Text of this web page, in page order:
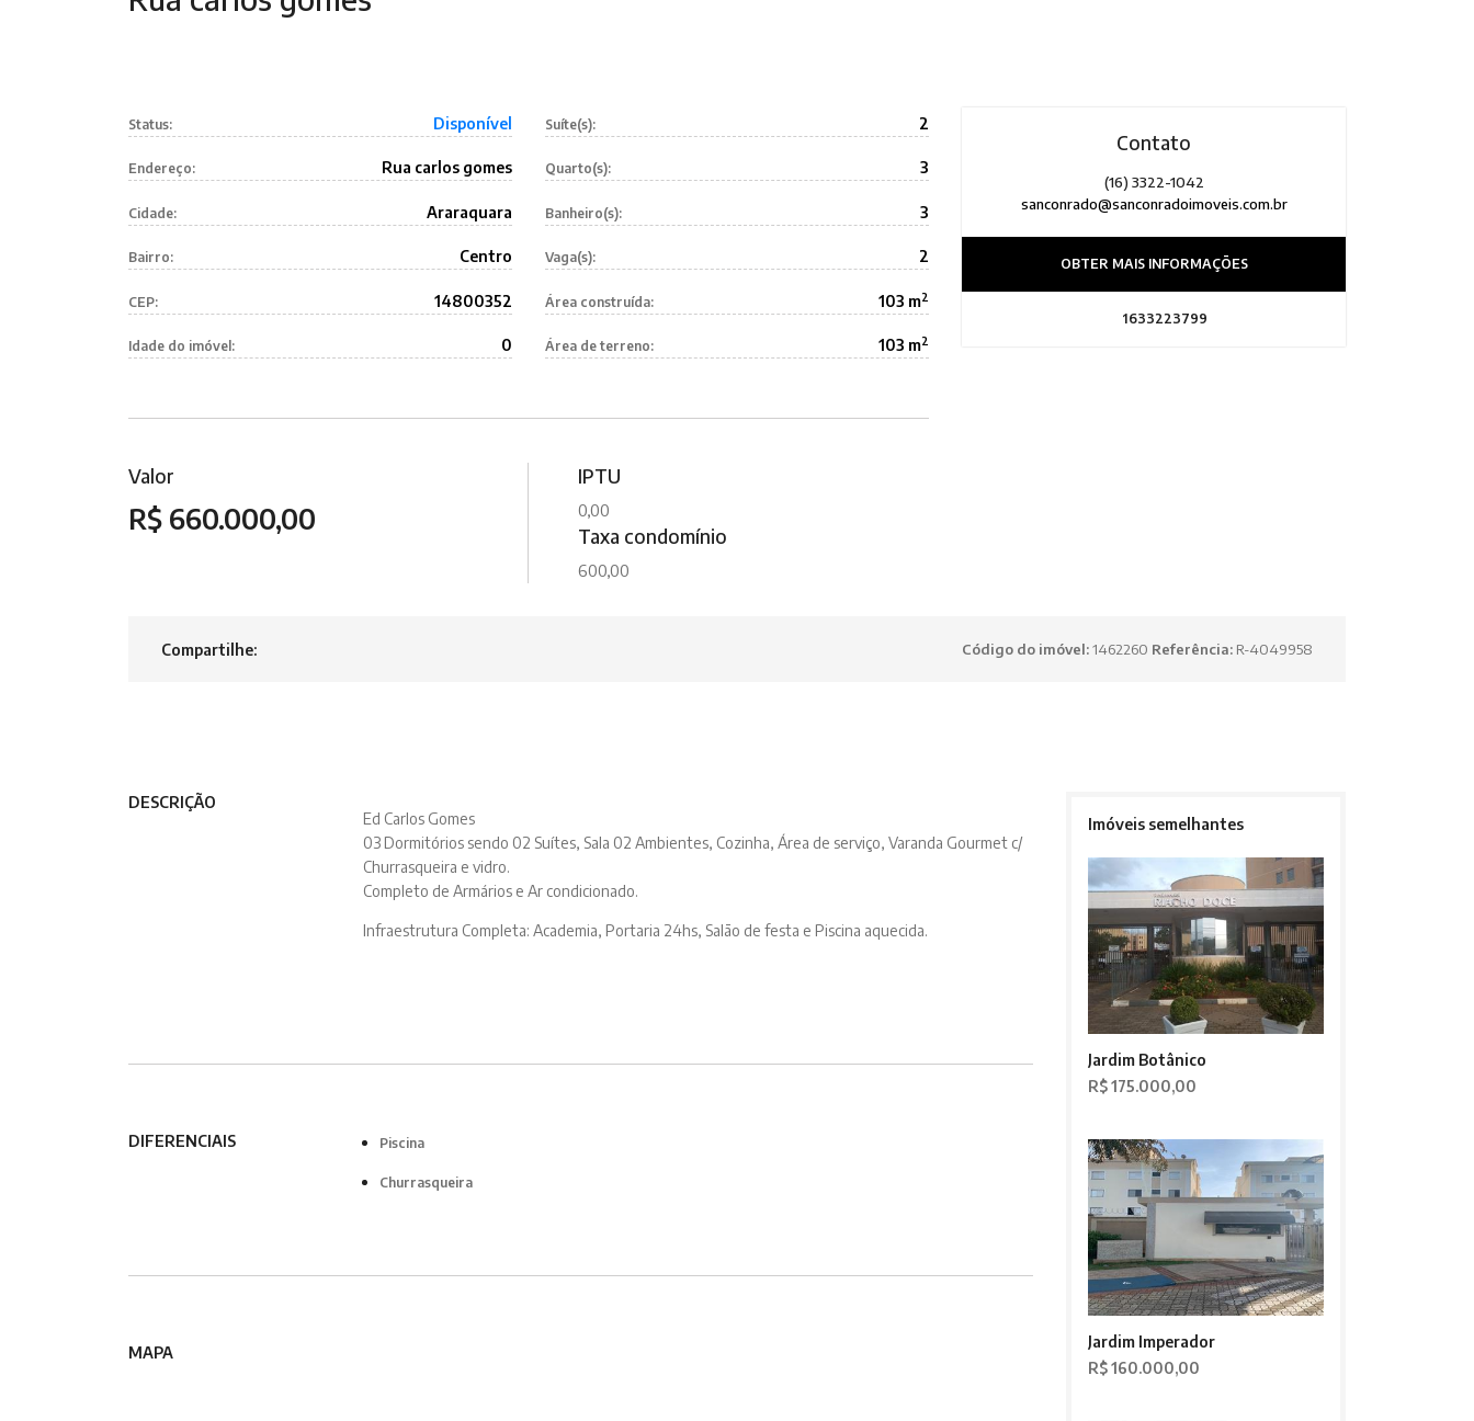
Status: Disponível
Endereço: Rua carlos gomes
Cidade: Araraquara
Bairro: Centro
CEP: 14800352
Idade do imóvel: 0
Suíte(s): 2
Quarto(s): 3
Banheiro(s): 3
Vaga(s): 2
Área construída: 103 m2
Área de terreno: 103 m2
Valor
R$ 660.000,00
IPTU
0,00
Taxa condomínio
600,00
Contato
(16) 3322-1042
sanconrado@sanconradoimoveis.com.br
OBTER MAIS INFORMAÇÕES
1633223799
Compartilhe: Código do imóvel:1462260 Referência: R-4049958
DESCRIÇÃO
Ed Carlos Gomes
03 Dormitórios sendo 02 Suítes, Sala 02 Ambientes, Cozinha, Área de serviço, Varanda Gourmet c/
Churrasqueira e vidro.
Completo de Armários e Ar condicionado.
Infraestrutura Completa: Academia, Portaria 24hs, Salão de festa e Piscina aquecida.
DIFERENCIAIS Piscina
Churrasqueira
MAPA
Imóveis semelhantes
Jardim Botânico
R$ 175.000,00
Jardim Imperador
R$ 160.000,00